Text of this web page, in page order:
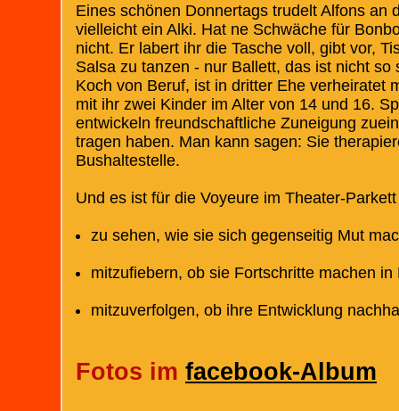
Eines schönen Donnertags trudelt Alfons an
vielleicht ein Alki. Hat ne Schwäche für
nicht. Er labert ihr die Tasche voll, gibt vor,
Salsa zu tanzen - nur Ballett, das ist nicht
Koch von Beruf, ist in dritter Ehe verheiratet
mit ihr zwei Kinder im Alter von 14 und 16.
entwickeln freundschaftliche Zuneigung
tragen haben. Man kann sagen: Sie
Bushaltestelle.
Und es ist für die Voyeure im Theater-
zu sehen, wie sie sich gegenseitig Mut
mitzufiebern, ob sie Fortschritte machen
mitzuverfolgen, ob ihre Entwicklung
Fotos im facebook-Album